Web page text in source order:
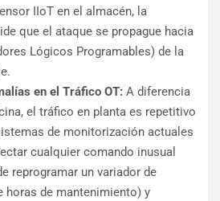
IIoT en el almacén, la
que el ataque se propague hacia
Lógicos Programables) de la
en el Tráfico OT: A diferencia
el tráfico en planta es repetitivo
de monitorización actuales
cualquier comando inusual
reprogramar un variador de
horas de mantenimiento) y